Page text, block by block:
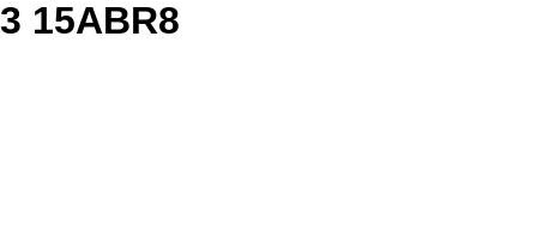
3 15ABR8